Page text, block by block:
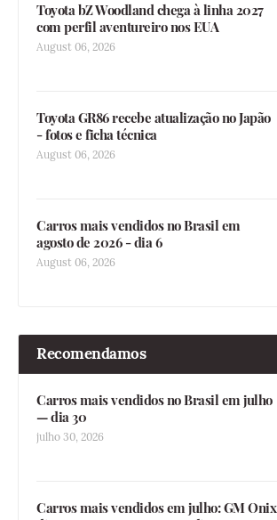
Toyota bZ Woodland chega à linha 2027
com perfil aventureiro nos EUA
August 06, 2026
Toyota GR86 recebe atualização no Japão
- fotos e ficha técnica
August 06, 2026
Carros mais vendidos no Brasil em
agosto de 2026 - dia 6
August 06, 2026
Recomendamos
Carros mais vendidos no Brasil em julho
— dia 30
julho 30, 2026
Carros mais vendidos em julho: GM Onix